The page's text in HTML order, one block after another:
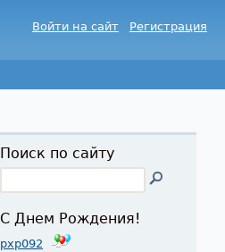
Войти на сайт Регистрация
Поиск по сайту
С Днем Рождения!
pxp092